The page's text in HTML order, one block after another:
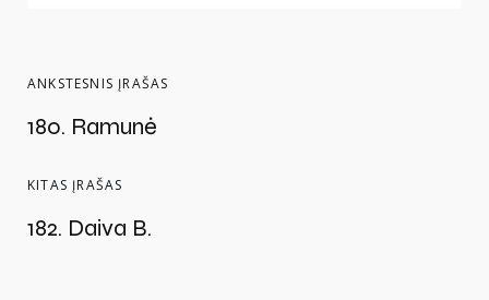
ANKSTESNIS ĮRAŠAS
180. Ramunė
KITAS ĮRAŠAS
182. Daiva B.